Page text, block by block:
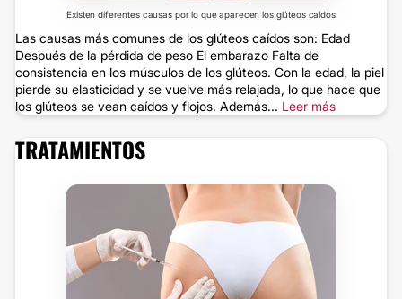
Existen diferentes causas por lo que aparecen los glúteos caídos
Las causas más comunes de los glúteos caídos son: Edad
Después de la pérdida de peso El embarazo Falta de
consistencia en los músculos de los glúteos. Con la edad, la piel
pierde su elasticidad y se vuelve más relajada, lo que hace que
los glúteos se vean caídos y flojos. Además... Leer más
TRATAMIENTOS